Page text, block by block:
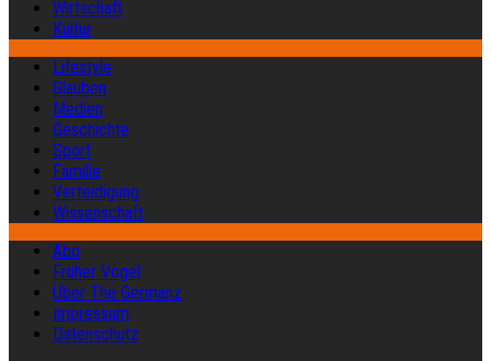
Wirtschaft
Kultur
Lifestyle
Glauben
Medien
Geschichte
Sport
Familie
Verteidigung
Wissenschaft
Abo
Früher Vogel
Über The Germanz
Impressum
Datenschutz